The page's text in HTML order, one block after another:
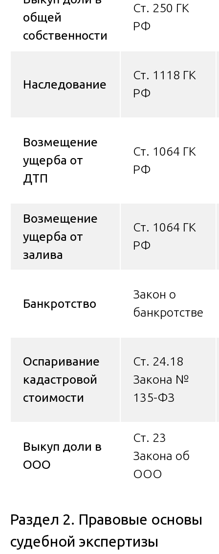
общей
собственности
Ст. 250 ГК
РФ
Наследование
Ст. 1118 ГК
РФ
Возмещение
ущерба от
ДТП
Ст. 1064 ГК
РФ
Возмещение
ущерба от
залива
Ст. 1064 ГК
РФ
Банкротство
Закон о
банкротстве
Оспаривание
кадастровой
стоимости
Ст. 24.18
Закона №
135-ФЗ
Выкуп доли в
ООО
Ст. 23
Закона об
ООО
Раздел 2. Правовые основы
судебной экспертизы